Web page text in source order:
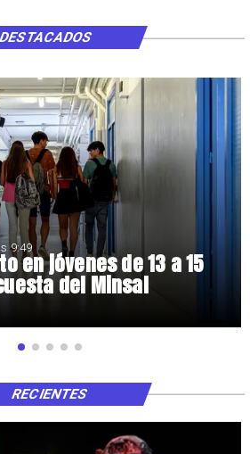
en jóvenes de 13 a 15
del Minsal
9:49
DESTACADOS
RECIENTES